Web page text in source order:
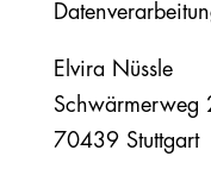
Elvira Nüssle
Schwärmerweg
70439 Stuttgart